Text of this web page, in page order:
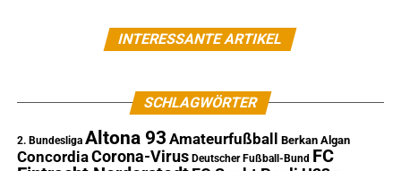
INTERESSANTE ARTIKEL
SCHLAGWÖRTER
2. Bundesliga Altona 93 Amateurfußball Berkan Algan
ConcordiaCorona-Virus Deutscher Fußball-Bund FC